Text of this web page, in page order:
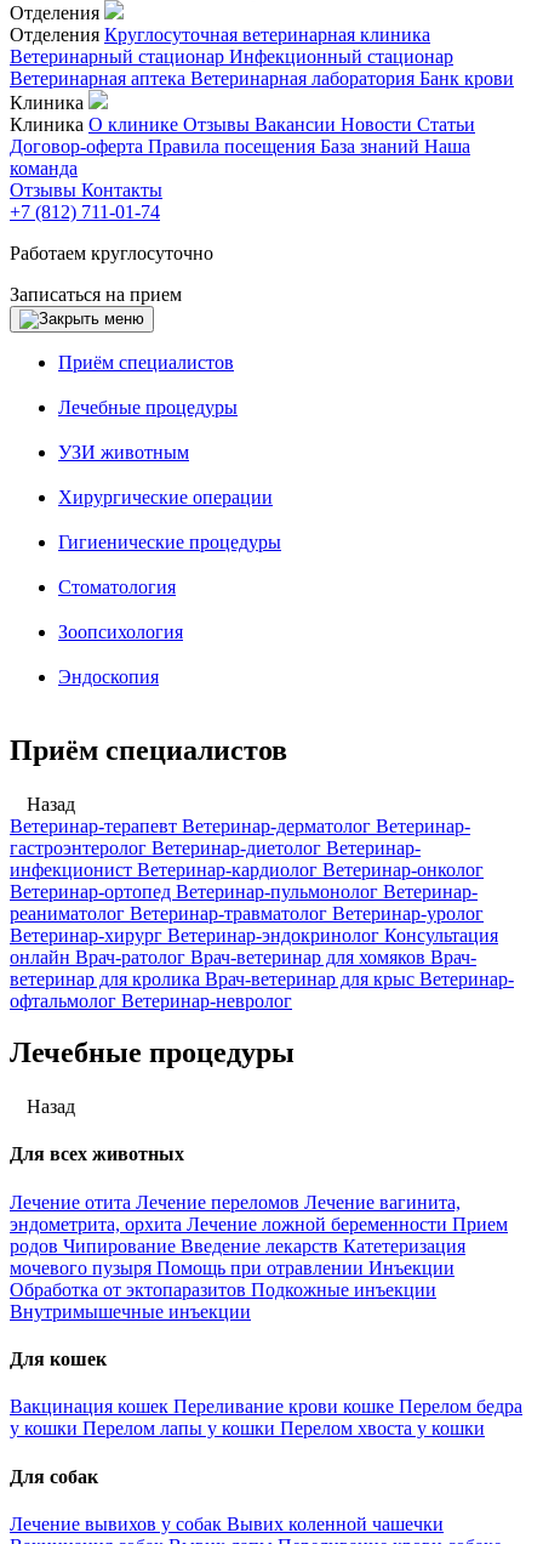
Отделения
Отделения Круглосуточная ветеринарная клиника
Ветеринарный стационар Инфекционный стационар
Ветеринарная аптека Ветеринарная лаборатория Банк крови
Клиника
Клиника О клинике Отзывы Вакансии Новости Статьи
Договор-оферта Правила посещения База знаний Наша
команда
Отзывы Контакты
+7 (812) 711-01-74
Работаем круглосуточно
Записаться на прием
Приём специалистов
Лечебные процедуры
УЗИ животным
Хирургические операции
Гигиенические процедуры
Стоматология
Зоопсихология
Эндоскопия
Приём специалистов
Назад
Ветеринар-терапевт Ветеринар-дерматолог Ветеринар-
гастроэнтеролог Ветеринар-диетолог Ветеринар-
инфекционист Ветеринар-кардиолог Ветеринар-онколог
Ветеринар-ортопед Ветеринар-пульмонолог Ветеринар-
реаниматолог Ветеринар-травматолог Ветеринар-уролог
Ветеринар-хирург Ветеринар-эндокринолог Консультация
онлайн Врач-ратолог Врач-ветеринар для хомяков Врач-
ветеринар для кролика Врач-ветеринар для крыс Ветеринар-
офтальмолог Ветеринар-невролог
Лечебные процедуры
Назад
Для всех животных
Лечение отита Лечение переломов Лечение вагинита,
эндометрита, орхита Лечение ложной беременности Прием
родов Чипирование Введение лекарств Катетеризация
мочевого пузыря Помощь при отравлении Инъекции
Обработка от эктопаразитов Подкожные инъекции
Внутримышечные инъекции
Для кошек
Вакцинация кошек Переливание крови кошке Перелом бедра
у кошки Перелом лапы у кошки Перелом хвоста у кошки
Для собак
Лечение вывихов у собак Вывих коленной чашечки